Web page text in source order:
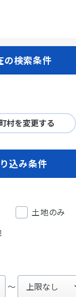
の検索条件
村を変更する
込み条件
土地のみ
〜